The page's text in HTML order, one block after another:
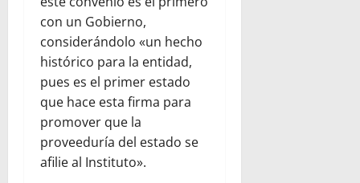
con un Gobierno,
considerándolo «un hecho
histórico para la entidad,
pues es el primer estado
que hace esta firma para
promover que la
proveeduría del estado se
afilie al Instituto».